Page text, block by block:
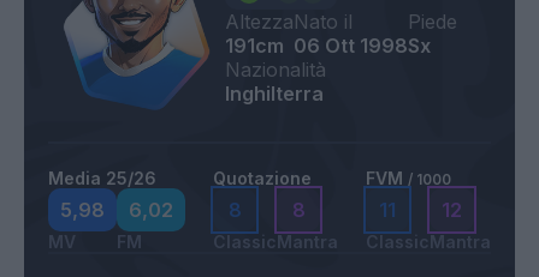
Altezza
191cm
Nato il
06 Ott 1998
Piede
Sx
Nazionalità
Inghilterra
Media 25/26
5,98
MV
6,02
FM
Quotazione
8
Classic
8
Mantra
FVM / 1000
11
Classic
12
Mantra